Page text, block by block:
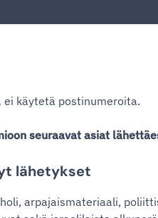
ei käytetä postinumeroita.
seuraavat asiat
lähetykset
arpajaismateriaali,